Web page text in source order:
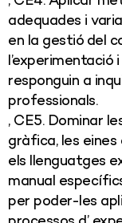
adequades i
en la gestió del
responguin a
professionals.
, CE5. Dominar
gràfica, les
els llenguatges
manual
per poder-les